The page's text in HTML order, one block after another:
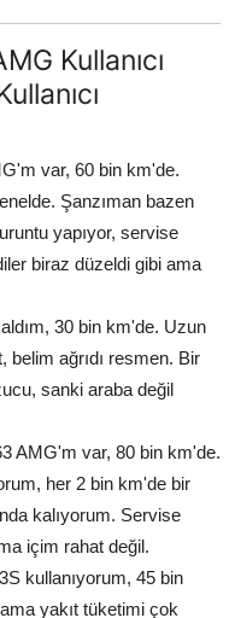
Kullanıcı
var, 60 bin km'de.
Şanzıman bazen
yapıyor, servise
biraz düzeldi gibi ama
30 bin km'de. Uzun
ağrıdı resmen. Bir
sanki araba değil
AMG'm var, 80 bin km'de.
her 2 bin km'de bir
kalıyorum. Servise
içim rahat değil.
kullanıyorum, 45 bin
yakıt tüketimi çok